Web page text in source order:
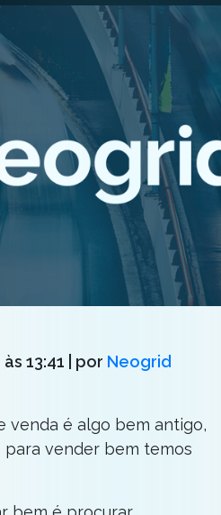
13:41 | por Neogrid
venda é algo bem antigo,
vender bem temos